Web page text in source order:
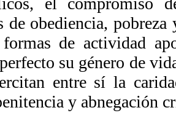
de obediencia,
de actividad
su género de
entre sí la
y abnegación